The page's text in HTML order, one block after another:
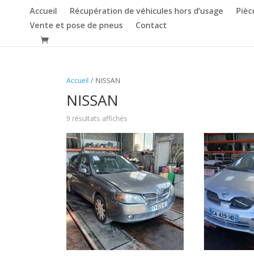
Accueil Récupération de véhicules hors d’usage
Vente et pose de pneus
Contact
Accueil / NISSAN
NISSAN
9 résultats affichés